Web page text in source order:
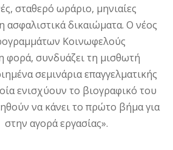
σταθερό ωράριο, μηνιαίες
ασφαλιστικά δικαιώματα. Ο νέος
Κοινωφελούς
φορά, συνδυάζει τη μισθωτή
σεμινάρια επαγγελματικής
ενισχύουν το βιογραφικό του
να κάνει το πρώτο βήμα για
αγορά εργασίας».